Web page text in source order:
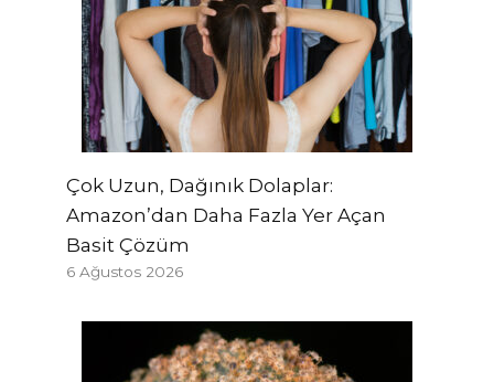
Çok Uzun, Dağınık Dolaplar:
Amazon’dan Daha Fazla Yer Açan
Basit Çözüm
6 Ağustos 2026